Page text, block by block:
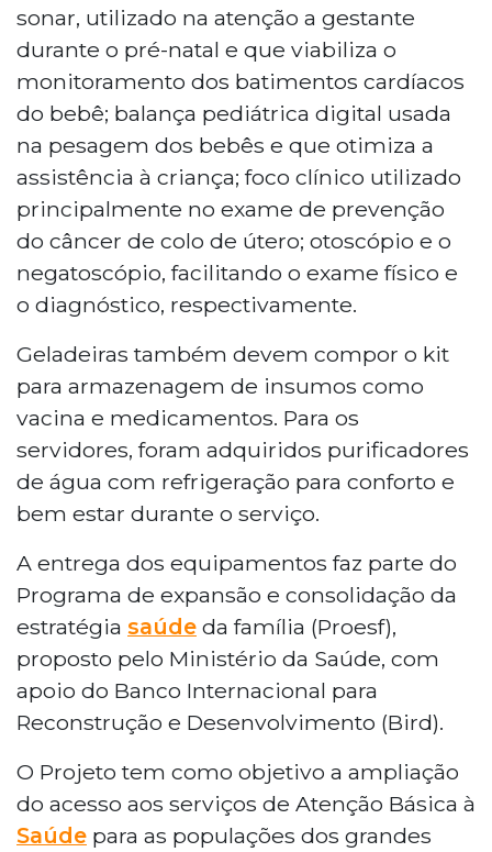
sonar, utilizado na atenção a gestante
durante o pré-natal e que viabiliza o
monitoramento dos batimentos cardíacos
do bebê; balança pediátrica digital usada
na pesagem dos bebês e que otimiza a
assistência à criança; foco clínico utilizado
principalmente no exame de prevenção
do câncer de colo de útero; otoscópio e o
negatoscópio, facilitando o exame físico e
o diagnóstico, respectivamente.
Geladeiras também devem compor o kit
para armazenagem de insumos como
vacina e medicamentos. Para os
servidores, foram adquiridos purificadores
de água com refrigeração para conforto e
bem estar durante o serviço.
A entrega dos equipamentos faz parte do
Programa de expansão e consolidação da
estratégia saúde da família (Proesf),
proposto pelo Ministério da Saúde, com
apoio do Banco Internacional para
Reconstrução e Desenvolvimento (Bird).
O Projeto tem como objetivo a ampliação
do acesso aos serviços de Atenção Básica à
Saúde para as populações dos grandes